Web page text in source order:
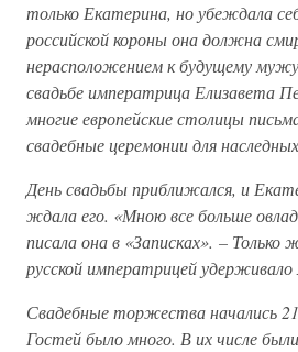
только Екатерина, но убеждала
российской короны она должна
нерасположением к будущему
свадьбе императрица Елизавета
многие европейские столицы
свадебные церемонии для
День свадьбы приближался, и
ждала его. «Мною все больше
писала она в «Записках». – Только
русской императрицей удерживало
Свадебные торжества начались
Гостей было много. В их числе